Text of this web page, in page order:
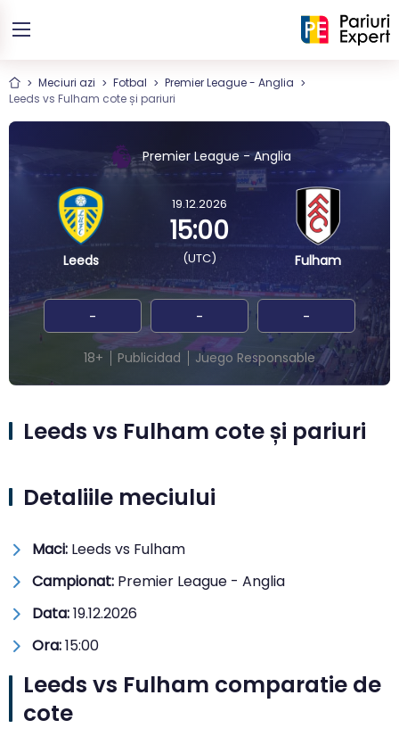
Meciuri azi Fotbal
Premier League - Anglia
Leeds vs Fulham cote și pariuri
Premier League - Anglia
Leeds
19.12.2026
15:00
(UTC) Fulham
- - -
18+ Publicidad Juego Responsable
Leeds vs Fulham cote și pariuri
Detaliile meciului
Maci: Leeds vs Fulham
Campionat: Premier League - Anglia
Data:19.12.2026
Ora:15:00
Leeds vs Fulham comparatie de
cote